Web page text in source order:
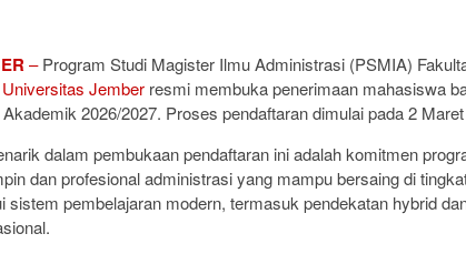
–Program Studi Magister Ilmu Administrasi (PSMIA)
Universitas Jember resmi membuka penerimaan mahasiswa
2026/2027. Proses pendaftaran dimulai pada 2
dalam pembukaan pendaftaran ini adalah komitmen
dan profesional administrasi yang mampu bersaing di
sistem pembelajaran modern, termasuk pendekatan hybrid